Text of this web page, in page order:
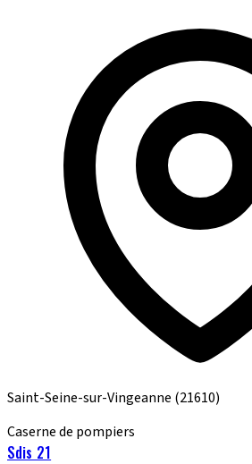
Saint-Seine-sur-Vingeanne (21610)
Caserne de pompiers
Sdis 21